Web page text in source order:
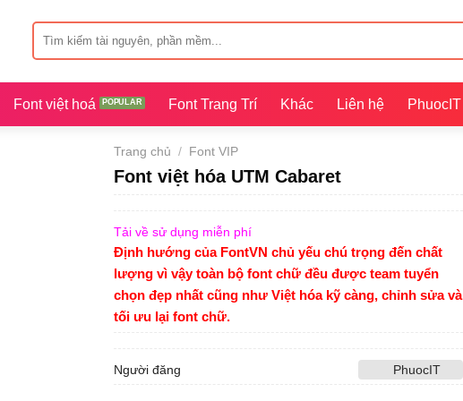
kiếm:
Font việt hoá Font Trang Trí Khác Liên hệ PhuocIT
Trang chủ / Font VIP
Font việt hóa UTM Cabaret
Tải về sử dụng miễn phí
Định hướng của FontVN chủ yếu chú trọng đến chất
lượng vì vậy toàn bộ font chữ đều được team tuyển
chọn đẹp nhất cũng như Việt hóa kỹ càng, chỉnh sửa và
tối ưu lại font chữ.
Người đăng PhuocIT